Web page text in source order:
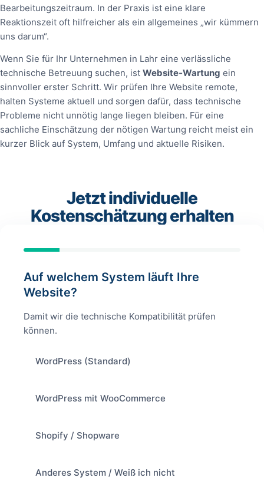
Bearbeitungszeitraum. In der Praxis ist eine klare
Reaktionszeit oft hilfreicher als ein allgemeines „wir kümmern
uns darum“.
Wenn Sie für Ihr Unternehmen in Lahr eine verlässliche
technische Betreuung suchen, ist Website‑Wartung ein
sinnvoller erster Schritt. Wir prüfen Ihre Website remote,
halten Systeme aktuell und sorgen dafür, dass technische
Probleme nicht unnötig lange liegen bleiben. Für eine
sachliche Einschätzung der nötigen Wartung reicht meist ein
kurzer Blick auf System, Umfang und aktuelle Risiken.
Jetzt individuelle
Kostenschätzung erhalten
Auf welchem System läuft Ihre
Website?
Damit wir die technische Kompatibilität prüfen
können.
WordPress (Standard)
WordPress mit WooCommerce
Shopify / Shopware
Anderes System / Weiß ich nicht